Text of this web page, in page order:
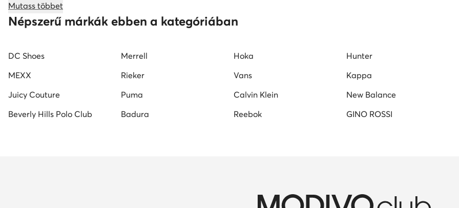
elegáns férfi cipő fehér férfi cipő Kappa férfi cipő
Mutass többet
Népszerű márkák ebben a kategóriában
DC Shoes Merrell Hoka Hunter
MEXX
Rieker Vans Kappa
Juicy Couture
Puma Calvin Klein New Balance
Beverly Hills Polo Club
Badura Reebok GINO ROSSI